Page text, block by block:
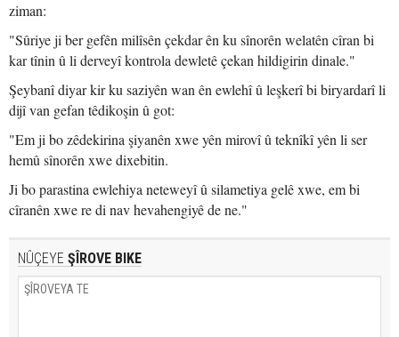
ziman:
"Sûriye ji ber gefên milîsên çekdar ên ku sînorên welatên cîran bi
kar tînin û li derveyî kontrola dewletê çekan hildigirin dinale."
Şeybanî diyar kir ku saziyên wan ên ewlehî û leşkerî bi biryardarî li
dijî van gefan têdikoşin û got:
"Em ji bo zêdekirina şiyanên xwe yên mirovî û teknîkî yên li ser
hemû sînorên xwe dixebitin.
Ji bo parastina ewlehiya neteweyî û silametiya gelê xwe, em bi
cîranên xwe re di nav hevahengiyê de ne."
NÛÇEYE ŞÎROVE BIKE